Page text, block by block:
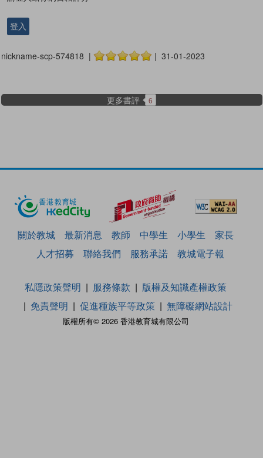
登入
nickname-scp-574818 | | 31-01-2023
更多書評 6
關於教城 最新消息 教師 中學生 小學生
家長
人才招募
聯絡我們 服務承諾 教城電子報
版權所有© 2026 香港教育城有限公司
私隱政策聲明 服務條款
版權及知識產權政策
免責聲明
促進種族平等政策 無障礙網站設計